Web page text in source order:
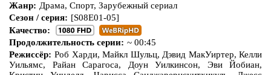
Жанр: Драма, Спорт, Зарубежный сериал
Сезон / серия: [S08E01-05]
Качество:
Продолжительность серии: ~ 00:45
Режиссёр: Роб Харди, Майкл Шульц, Дэвид МакУиртер, Келли
Уильямс, Райан Сарагоса, Доун Уилкинсон, Эви Йобиан,